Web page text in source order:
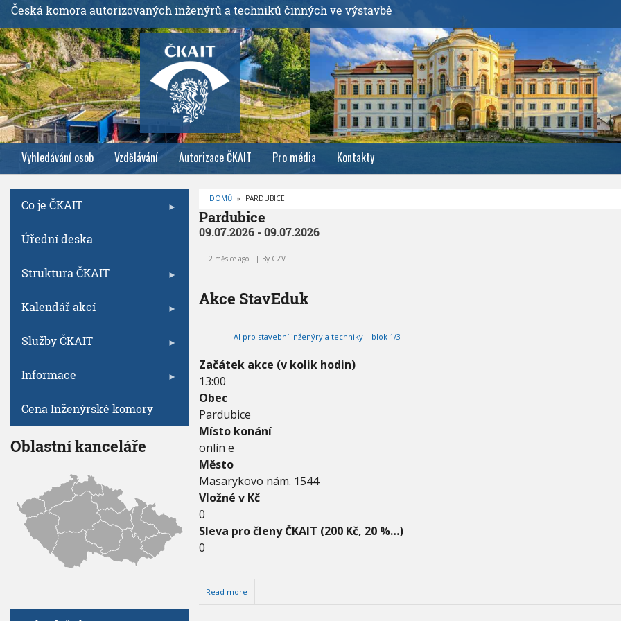
ř
e
j
í
t
k
h
l
v
Česká komora autorizovaných inženýrů a techniků činných ve výstavbě
Vyhledávání osob Vzdělávání Autorizace ČKAIT Pro média Kontakty
R
O
B
K
N
A
DOMŮ » PARDUBICE
Pardubice
09.07.2026 - 09.07.2026
2 měsíce ago By CZV
Akce StavEduk
AI pro stavební inženýry a techniky – blok 1/3
Začátek akce (v kolik hodin)
13:00
Obec
Pardubice
Místo konání
onlin e
Město
Masarykovo nám. 1544
Vložné v Kč
0
Sleva pro členy ČKAIT (200 Kč, 20 %…)
0
Read more
Co je ČKAIT
Úřední deska
Struktura ČKAIT
Kalendář akcí
Služby ČKAIT
Informace
Cena Inženýrské komory
Oblastní kanceláře